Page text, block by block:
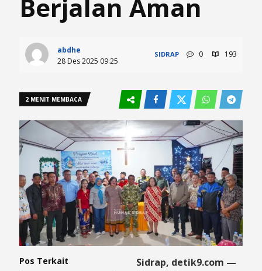
Berjalan Aman
abdhe
28 Des 2025 09:25
SIDRAP 0 193
2 MENIT MEMBACA
Sidrap, detik9.com —
Pos Terkait